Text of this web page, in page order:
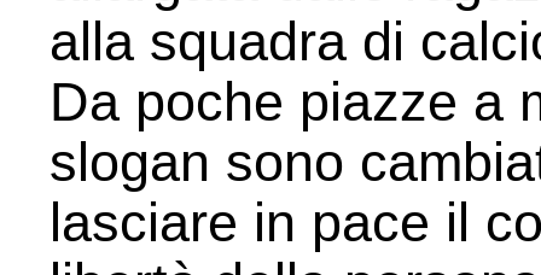
alla squadra di
Da poche piazze a
slogan sono
lasciare in pace il